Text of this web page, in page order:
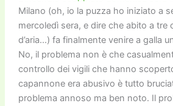
Milano (oh, io la puzza ho iniziato a
mercoledì sera, e dire che abito a tre
d’aria…) fa finalmente venire a galla
No, il problema non è che
controllo dei vigili che hanno
capannone era abusivo è tutto
problema annoso ma ben noto. Il